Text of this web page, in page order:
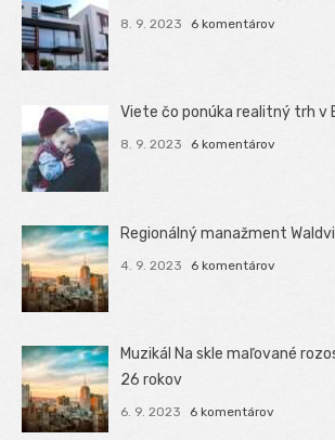
8. 9. 2023 6 komentárov
Viete čo ponúka realitný trh v
8. 9. 2023 6 komentárov
Regionálný manažment
4. 9. 2023 6 komentárov
Muzikál Na skle maľované
26 rokov
6. 9. 2023 6 komentárov